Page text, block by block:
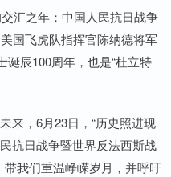
汇之年：中国人民抗日战争
国飞虎队指挥官陈纳德将军
诞辰100周年，也是“杜立特
，6月23日，“历史照进现
抗日战争暨世界反法西斯战
我们重温峥嵘岁月，并呼吁